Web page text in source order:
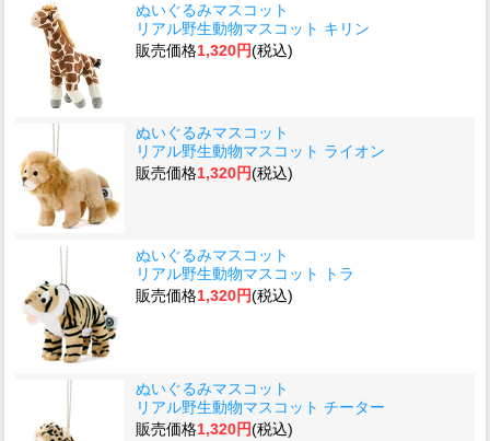
ぬいぐるみマスコット
リアル野生動物マスコット キリン
販売価格1,320円(税込)
ぬいぐるみマスコット
リアル野生動物マスコット ライオン
販売価格1,320円(税込)
ぬいぐるみマスコット
リアル野生動物マスコット トラ
販売価格1,320円(税込)
ぬいぐるみマスコット
リアル野生動物マスコット チーター
販売価格1,320円(税込)